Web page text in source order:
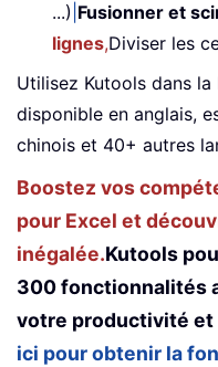
...) Fusionner et
lignes,Diviser les
Utilisez Kutools dans
disponible en anglais,
chinois et 40+ autres
Boostez vos
pour Excel et
inégalée.Kutools
300 fonctionnalités
votre productivité et
ici pour obtenir la